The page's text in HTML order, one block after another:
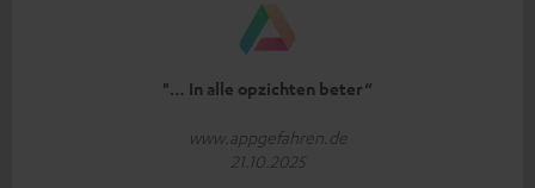
"… In alle opzichten beter“
www.appgefahren.de
21.10.2025